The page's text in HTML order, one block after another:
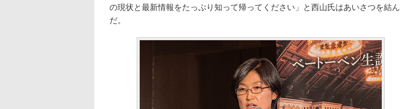
の現状と最新情報をたっぷり知って帰ってください」と西山氏はあいさつを結ん
だ。